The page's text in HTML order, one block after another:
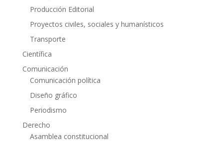
Producción Editorial
Proyectos civiles, sociales y humanísticos
Transporte
Científica
Comunicación
Comunicación política
Diseño gráfico
Periodismo
Derecho
Asamblea constitucional